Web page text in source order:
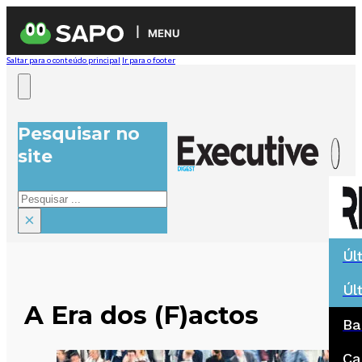
MENU
Saltar para o conteúdo principal Ir para o footer
Pesquisar no
site
Pesquisar
×
A Era dos (F)actos